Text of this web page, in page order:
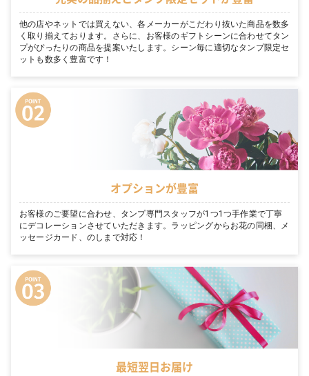
他の店やネットでは買えない、各メーカーがこだわり抜いた商品を数多
く取り揃えております。さらに、お客様のギフトシーンに合わせてタン
プがぴったりの商品を提案いたします。シーン毎に適切なタンプ限定セ
ットも数多く豊富です！
オプションが豊富
お客様のご要望に合わせ、タンプ専門スタッフが1つ1つ手作業で丁寧
にデコレーションさせていただきます。ラッピングからお花の同梱、メ
ッセージカード、のしまで対応！
最短翌日お届け